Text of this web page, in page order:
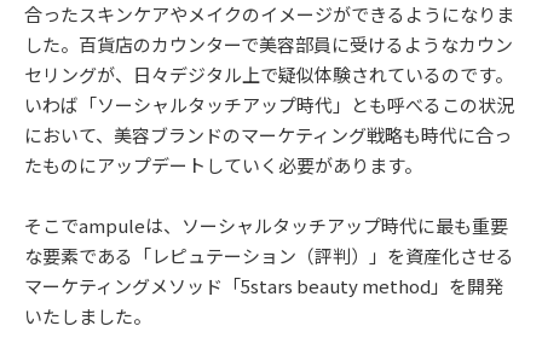
合ったスキンケアやメイクのイメージができるようになりま
した。百貨店のカウンターで美容部員に受けるようなカウン
セリングが、日々デジタル上で疑似体験されているのです。
いわば「ソーシャルタッチアップ時代」とも呼べるこの状況
において、美容ブランドのマーケティング戦略も時代に合っ
たものにアップデートしていく必要があります。
そこでampuleは、ソーシャルタッチアップ時代に最も重要
な要素である「レピュテーション（評判）」を資産化させる
マーケティングメソッド「5stars beauty method」を開発
いたしました。